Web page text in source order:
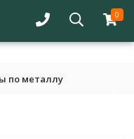
0
по металлу